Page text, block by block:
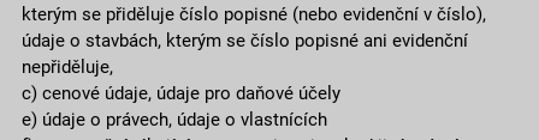
kterým se přiděluje číslo popisné (nebo evidenční v číslo),
údaje o stavbách, kterým se číslo popisné ani evidenční
nepřiděluje,
c) cenové údaje, údaje pro daňové účely
e) údaje o právech, údaje o vlastnících